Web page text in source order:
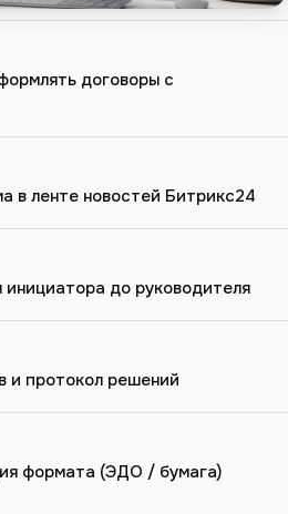
договоры с
в ленте новостей Битрикс24
инициатора до руководителя
и протокол решений
формата (ЭДО / бумага)